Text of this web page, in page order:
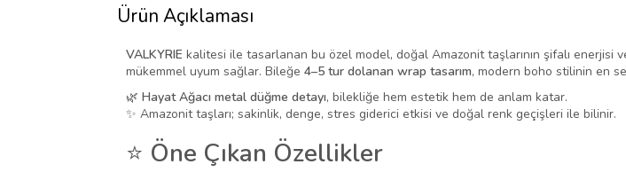
Ürün Açıklaması
VALKYRIE kalitesi ile tasarlanan bu özel model, doğal Amazonit taşlarının şifalı enerjisi
mükemmel uyum sağlar. Bileğe 4–5 tur dolanan wrap tasarım, modern boho stilinin en
🌿 Hayat Ağacı metal düğme detayı, bilekliğe hem estetik hem de anlam katar.
✨ Amazonit taşları; sakinlik, denge, stres giderici etkisi ve doğal renk geçişleri ile bilinir.
⭐ Öne Çıkan Özellikler